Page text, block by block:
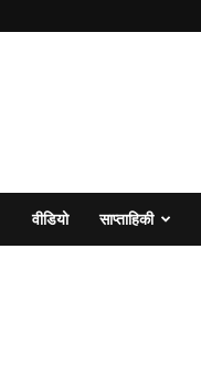
वीडियो साप्ताहिकी